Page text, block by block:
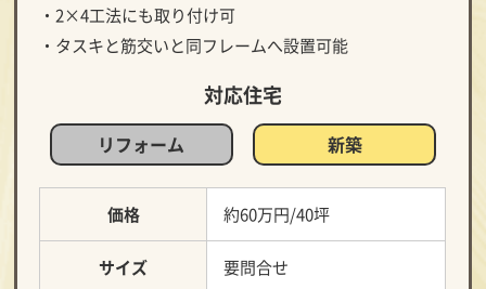
・2×4工法にも取り付け可
・タスキと筋交いと同フレームへ設置可能
対応住宅
リフォーム 新築
価格 約60万円/40坪
サイズ 要問合せ